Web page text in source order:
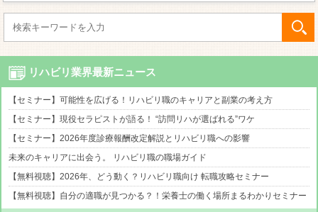
リハビリ業界最新ニュース
【セミナー】可能性を広げる！リハビリ職のキャリアと副業の考え方
【セミナー】現役セラピストが語る！ “訪問リハが選ばれる”ワケ
【セミナー】2026年度診療報酬改定解説とリハビリ職への影響
未来のキャリアに出会う。 リハビリ職の職場ガイド
【無料視聴】2026年、どう動く？リハビリ職向け 転職攻略セミナー
【無料視聴】自分の適職が見つかる？！栄養士の働く場所まるわかりセミナー